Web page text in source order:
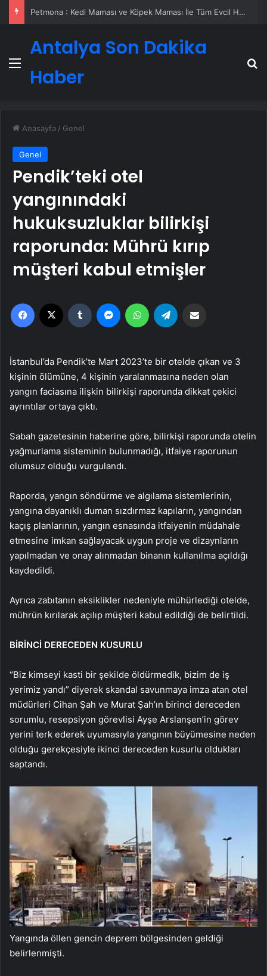
Petmona : Kedi Maması ve Köpek Maması İle Tüm Evcil Hayvan Ürünleri
Menü
Antalya Son Dakika
Haber
Anasayfa / Genel
Genel
Pendik’teki otel
yangınındaki
hukuksuzluklar bilirkişi
raporunda: Mührü kırıp
müşteri kabul etmişler
Facebook Tumblr MessengerWhatsApp
İstanbul’da Pendik’te Mart 2023’te bir otelde çıkan ve 3
kişinin ölümüne, 4 kişinin yaralanmasına neden olan
yangın faciasına ilişkin bilirkişi raporunda dikkat çekici
ayrıntılar ortaya çıktı.
Sabah gazetesinin haberine göre, bilirkişi raporunda otelin
yağmurlama sisteminin bulunmadığı, itfaiye raporunun
olumsuz olduğu vurgulandı.
Raporda, yangın söndürme ve algılama sistemlerinin,
yangına dayanıklı duman sızdırmaz kapıların, yangından
kaçış planlarının, yangın esnasında itfaiyenin müdahale
etmesine imkan sağlayacak uygun proje ve dizaynların
yapılmadan ve onay alınmadan binanın kullanılma açıldığı
kaydedildi.
Ayrıca zabıtanın eksiklikler nedeniyle mühürlediği otelde,
mührün kırılarak açılıp müşteri kabul edildiği de belirtildi.
BİRİNCİ DERECEDEN KUSURLU
“Biz kimseyi kasti bir şekilde öldürmedik, bizim de iş
yerimiz yandı” diyerek skandal savunmaya imza atan otel
müdürleri Cihan Şah ve Murat Şah’ın birinci dereceden
sorumlu, resepsiyon görevlisi Ayşe Arslanşen’in görev
yerini terk ederek uyumasıyla yangının büyümesine neden
olduğu gerekçesiyle ikinci dereceden kusurlu oldukları
saptandı.
Yangında öllen gencin deprem bölgesinden geldiği
belirlenmişti.